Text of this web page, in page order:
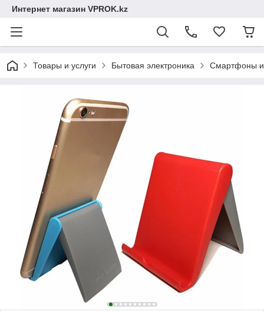
Интернет магазин VPROK.kz
Товары и услуги Бытовая электроника Смартфоны и